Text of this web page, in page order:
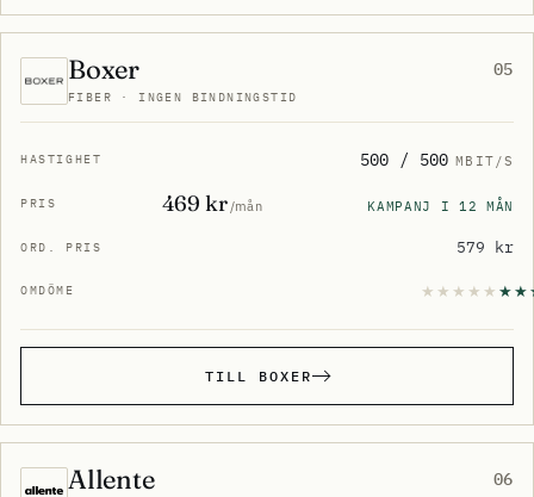
05
Boxer
FIBER · INGEN BINDNINGSTID
500 / 500 MBIT/S
469 kr/mån KAMPANJ I 12 MÅN
579 kr
TILL BOXER
06
Allente